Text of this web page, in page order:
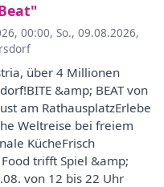
00:00, So., 09.08.2026,
über 4 Millionen
&amp; BEAT von
am RathausplatzErlebe
Weltreise bei freiem
KücheFrisch
trifft Spiel &amp;
von 12 bis 22 Uhr